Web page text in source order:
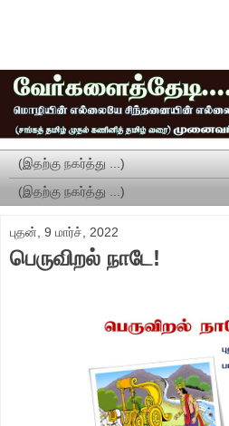
புதன், 9 மார்ச், 2022
பெருவிறல் நாடே!